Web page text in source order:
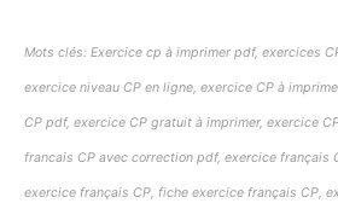
Mots clés: Exercice cp à imprimer pdf, exercices
exercice niveau CP en ligne, exercice CP à
CP pdf, exercice CP gratuit à imprimer, exercice
francais CP avec correction pdf, exercice français
exercice français CP, fiche exercice français CP,